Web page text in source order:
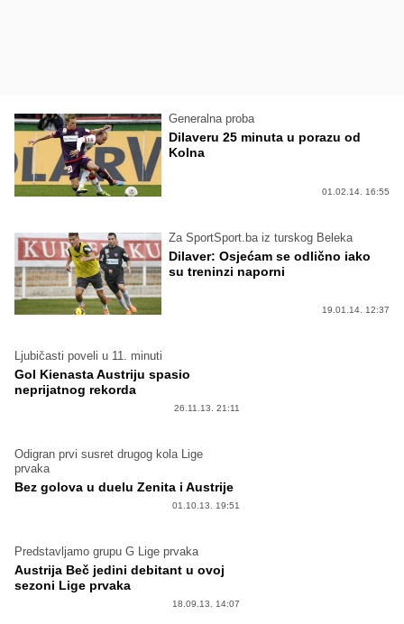
Generalna proba
Dilaveru 25 minuta u porazu od
Kolna
01.02.14. 16:55
Za SportSport.ba iz turskog Beleka
Dilaver: Osjećam se odlično iako
su treninzi naporni
19.01.14. 12:37
Ljubičasti poveli u 11. minuti
Gol Kienasta Austriju spasio
neprijatnog rekorda
26.11.13. 21:11
Odigran prvi susret drugog kola Lige
prvaka
Bez golova u duelu Zenita i Austrije
01.10.13. 19:51
Predstavljamo grupu G Lige prvaka
Austrija Beč jedini debitant u ovoj
sezoni Lige prvaka
18.09.13. 14:07